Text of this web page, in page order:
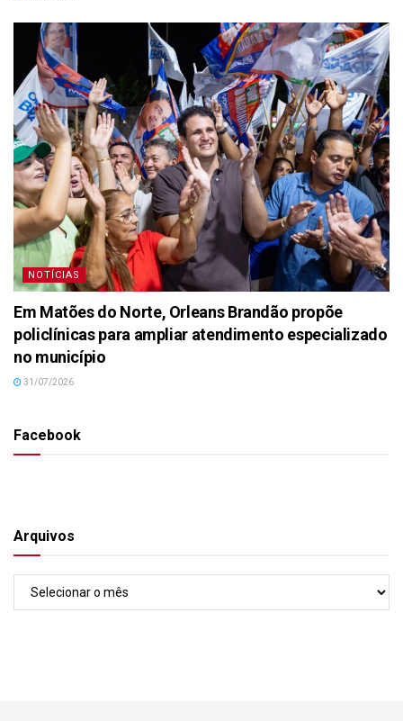
NOTÍCIAS
Em Matões do Norte, Orleans Brandão propõe
policlínicas para ampliar atendimento especializado
no município
31/07/2026
Facebook
Arquivos